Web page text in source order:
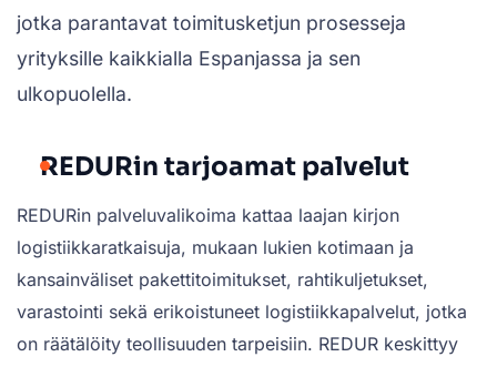
jotka parantavat toimitusketjun prosesseja
yrityksille kaikkialla Espanjassa ja sen
ulkopuolella.
REDURin tarjoamat palvelut
REDURin palveluvalikoima kattaa laajan kirjon
logistiikkaratkaisuja, mukaan lukien kotimaan ja
kansainväliset pakettitoimitukset, rahtikuljetukset,
varastointi sekä erikoistuneet logistiikkapalvelut, jotka
on räätälöity teollisuuden tarpeisiin. REDUR keskittyy